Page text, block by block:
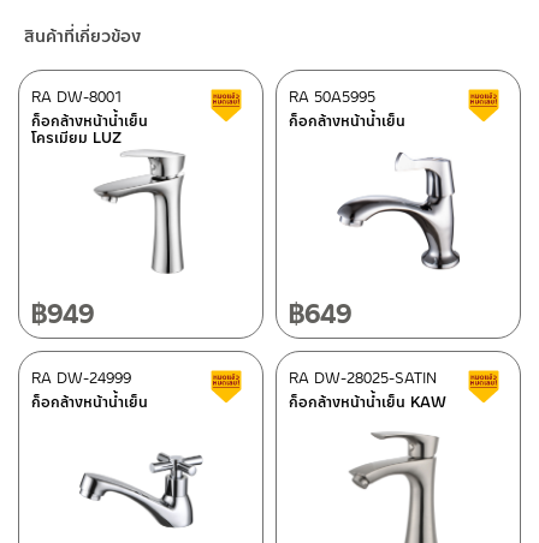
ศูนย์บริการและอะไหล่ กรุงเทพฯ
662/61-62 ถนน พระราม3 แขวงบางโพงพาง เขตยานนาวา กรุงเทพฯ
โทร: 02-358-0080 / 080-075-8668 / 091-545-0556
ศูนย์บริการและอะไหล่ เชียงใหม่
118/33 โครงการอรสิริน ม.8 ต.สันปูเลย อ.ดอยสะเก็ด เชียงใหม่
โทร: 080-075-2626
– Shopee
–Lazada
ติดต่อพนักงานขาย / Contact Sales Staff
โทร: 02-285-5795
@charnpaiboon.sales
ติดต่อ ชาญไพบูลย์ / Contact Us คลิกที่นี่
สินค้าที่เกี่ยวข้อง
ก็อกล้างหน้าน้ำเย็น
โครเมียม LUZ
RA DW-8001 สินค้าลดราคา เคลียร์สต็อก
฿949
ก็อกล้างหน้าน้ำเย็น
RA 50A5995
฿649
ก็อกล้างหน้าน้ำเย็น
RA DW-24999 สินค้าลดราคา เคลียร์สต็อก
ก็อกล้างหน้าน้ำเย็น KAW
RA DW-28025-SATIN